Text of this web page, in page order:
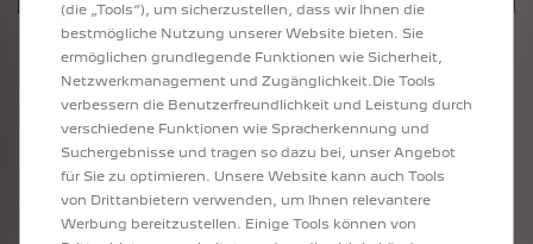
IHR FAHZEUGBEWERTUNG: WIE
FUNKTIONIERT ES?
Liste der erforderlichen Elemente :
• Marke Ihres Autos
• Modell Ihres Autos
• Jahr der erstzulassung
• Der Kilometerstand Ihres Autos...
(die „Tools“), um sicherzustellen, dass wir Ihnen die
bestmögliche Nutzung unserer Website bieten. Sie
ermöglichen grundlegende Funktionen wie Sicherheit,
Netzwerkmanagement und Zugänglichkeit.Die Tools
verbessern die Benutzerfreundlichkeit und Leistung durch
verschiedene Funktionen wie Spracherkennung und
Suchergebnisse und tragen so dazu bei, unser Angebot
für Sie zu optimieren. Unsere Website kann auch Tools
von Drittanbietern verwenden, um Ihnen relevantere
Werbung bereitzustellen. Einige Tools können von